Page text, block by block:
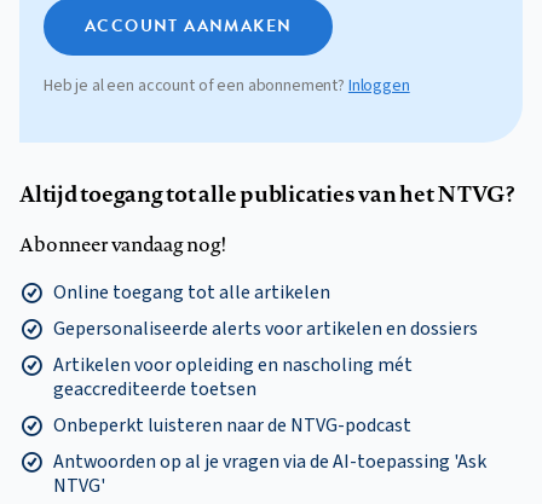
ACCOUNT AANMAKEN
Heb je al een account of een abonnement?Inloggen
Altijd toegang tot alle publicaties van het NTVG?
Abonneer vandaag nog!
Online toegang tot alle artikelen
Gepersonaliseerde alerts voor artikelen en dossiers
Artikelen voor opleiding en nascholing mét
geaccrediteerde toetsen
Onbeperkt luisteren naar de NTVG-podcast
Antwoorden op al je vragen via de AI-toepassing 'Ask
NTVG'